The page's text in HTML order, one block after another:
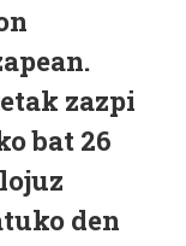
zazpi
bat 26
den